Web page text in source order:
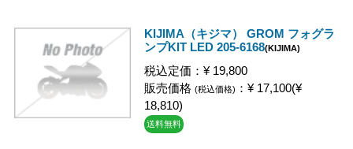
KIJIMA（キジマ） GROM フォグラ
ンプKIT LED 205-6168(KIJIMA)
税込定価：¥ 19,800
販売価格 (税込価格) ：¥ 17,100(¥
18,810)
送料無料